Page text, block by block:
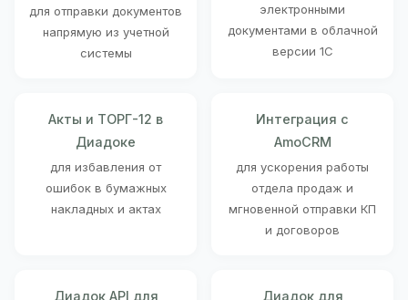
для отправки документов
напрямую из учетной
системы
электронными
документами в облачной
версии 1С
Акты и ТОРГ-12 в
Диадоке
для избавления от
ошибок в бумажных
накладных и актах
Интеграция с
AmoCRM
для ускорения работы
отдела продаж и
мгновенной отправки КП
и договоров
Диадок API для
Диадок для